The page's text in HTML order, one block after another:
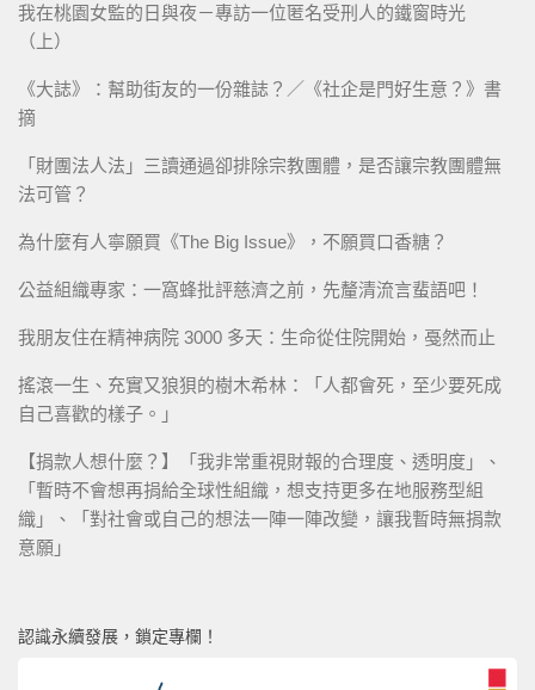
我在桃園女監的日與夜－專訪一位匿名受刑人的鐵窗時光
（上）
《大誌》：幫助街友的一份雜誌？／《社企是門好生意？》書
摘
「財團法人法」三讀通過卻排除宗教團體，是否讓宗教團體無
法可管？
為什麼有人寧願買《The Big Issue》，不願買口香糖？
公益組織專家：一窩蜂批評慈濟之前，先釐清流言蜚語吧！
我朋友住在精神病院 3000 多天：生命從住院開始，戞然而止
搖滾一生、充實又狼狽的樹木希林：「人都會死，至少要死成
自己喜歡的樣子。」
【捐款人想什麼？】「我非常重視財報的合理度、透明度」、
「暫時不會想再捐給全球性組織，想支持更多在地服務型組
織」、「對社會或自己的想法一陣一陣改變，讓我暫時無捐款
意願」
認識永續發展，鎖定專欄！